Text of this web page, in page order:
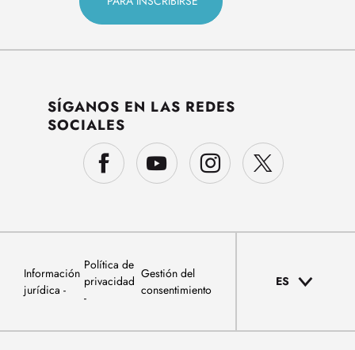
SÍGANOS EN LAS REDES
SOCIALES
Información
jurídica
Política de
privacidad
Gestión del
consentimiento
ES